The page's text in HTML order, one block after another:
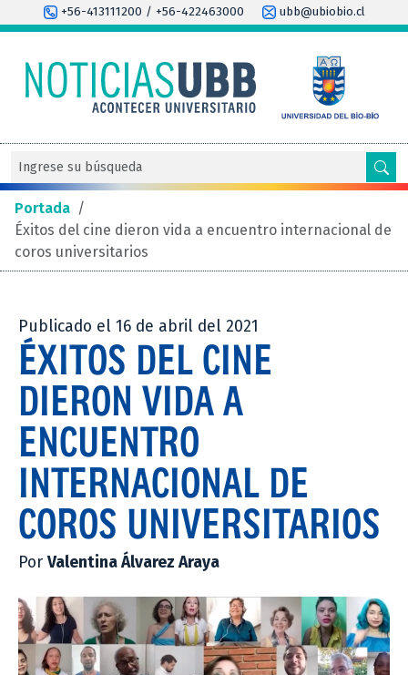
+56-413111200 / +56-422463000 ubb@ubiobio.cl
Portada /
Éxitos del cine dieron vida a encuentro internacional de
coros universitarios
Publicado el 16 de abril del 2021
ÉXITOS DEL CINE
DIERON VIDA A
ENCUENTRO
INTERNACIONAL DE
COROS UNIVERSITARIOS
PorValentina Álvarez Araya